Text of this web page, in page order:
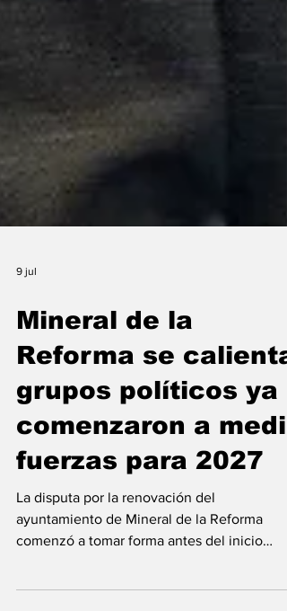
Mineral de la
Reforma se
grupos políticos ya
comenzaron a medir
fuerzas para 2027
La disputa por la renovación del
ayuntamiento de Mineral de la Reforma
formal del proceso electoral, con perfiles de